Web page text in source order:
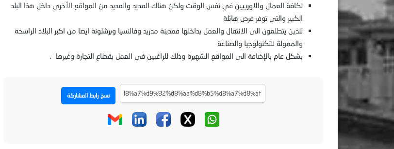
لكافة العمال والاوربيين في نفس الوقت ولكن هناك العديد والعديد من المواقع الأخرى داخل هذا البلد
الكبير والتي توفر فرص هائلة
للذين يتطلعون الى الانتقال والعمل بداخلها فمدينة مدريد وفالنسيا وبرشلونة ايضا من اكبر البلاد الراسخة
والممولة للتكنولوجيا والصناعة
بشكل عام بالإضافة الى المواقع الشهيرة وذلك للراغبين في العمل بقطاع التجارة وغيرها .
نسخ رابط المشاركة